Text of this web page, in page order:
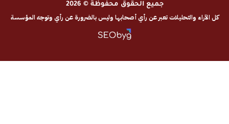
جميع الحقوق محفوظة © 2026
تعبر عن رأي أصحابها وليس بالضرورة عن رأي وتوجه المؤسسة